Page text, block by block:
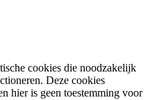
cookies die noodzakelijk
Deze cookies
hier is geen toestemming voor